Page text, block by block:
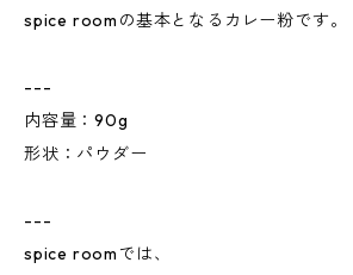
spice roomの基本となるカレー粉です。
---
内容量：90g
形状：パウダー
---
spice roomでは、